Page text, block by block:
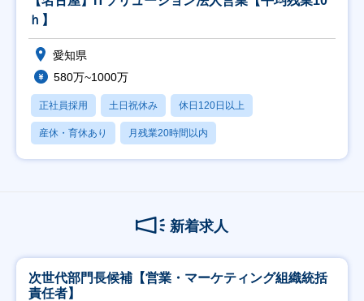
ｈ】
愛知県
580万~1000万
正社員採用 土日祝休み 休日120日以上
産休・育休あり 月残業20時間以内
新着求人
次世代部門長候補【営業・マーケティング組織統括
責任者】